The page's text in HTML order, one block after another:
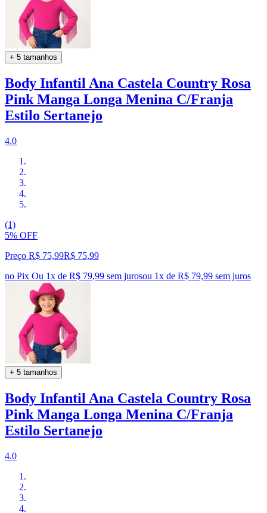
+ 5 tamanhos
Body Infantil Ana Castela Country Rosa
Pink Manga Longa Menina C/Franja
Estilo Sertanejo
4.0
(1)
5% OFF
Preço R$ 75,99R$ 75,99
no Pix Ou 1x de R$ 79,99 sem jurosou 1x de R$ 79,99 sem juros
+ 5 tamanhos
Body Infantil Ana Castela Country Rosa
Pink Manga Longa Menina C/Franja
Estilo Sertanejo
4.0